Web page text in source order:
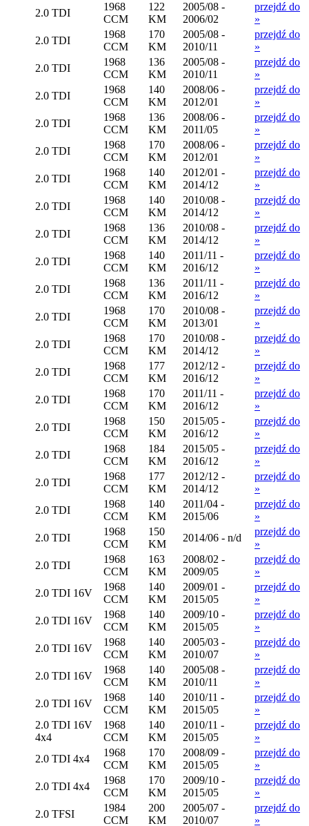
2.0 TDI
1968
CCM
122
KM
2005/08 -
2006/02
przejdź do
»
2.0 TDI
1968
CCM
170
KM
2005/08 -
2010/11
przejdź do
»
2.0 TDI
1968
CCM
136
KM
2005/08 -
2010/11
przejdź do
»
2.0 TDI
1968
CCM
140
KM
2008/06 -
2012/01
przejdź do
»
2.0 TDI
1968
CCM
136
KM
2008/06 -
2011/05
przejdź do
»
2.0 TDI
1968
CCM
170
KM
2008/06 -
2012/01
przejdź do
»
2.0 TDI
1968
CCM
140
KM
2012/01 -
2014/12
przejdź do
»
2.0 TDI
1968
CCM
140
KM
2010/08 -
2014/12
przejdź do
»
2.0 TDI
1968
CCM
136
KM
2010/08 -
2014/12
przejdź do
»
2.0 TDI
1968
CCM
140
KM
2011/11 -
2016/12
przejdź do
»
2.0 TDI
1968
CCM
136
KM
2011/11 -
2016/12
przejdź do
»
2.0 TDI
1968
CCM
170
KM
2010/08 -
2013/01
przejdź do
»
2.0 TDI
1968
CCM
170
KM
2010/08 -
2014/12
przejdź do
»
2.0 TDI
1968
CCM
177
KM
2012/12 -
2016/12
przejdź do
»
2.0 TDI
1968
CCM
170
KM
2011/11 -
2016/12
przejdź do
»
2.0 TDI
1968
CCM
150
KM
2015/05 -
2016/12
przejdź do
»
2.0 TDI
1968
CCM
184
KM
2015/05 -
2016/12
przejdź do
»
2.0 TDI
1968
CCM
177
KM
2012/12 -
2014/12
przejdź do
»
2.0 TDI
1968
CCM
140
KM
2011/04 -
2015/06
przejdź do
»
2.0 TDI
1968
CCM
150
KM
2014/06 - n/d
przejdź do
»
2.0 TDI
1968
CCM
163
KM
2008/02 -
2009/05
przejdź do
»
2.0 TDI 16V
1968
CCM
140
KM
2009/01 -
2015/05
przejdź do
»
2.0 TDI 16V
1968
CCM
140
KM
2009/10 -
2015/05
przejdź do
»
2.0 TDI 16V
1968
CCM
140
KM
2005/03 -
2010/07
przejdź do
»
2.0 TDI 16V
1968
CCM
140
KM
2005/08 -
2010/11
przejdź do
»
2.0 TDI 16V
1968
CCM
140
KM
2010/11 -
2015/05
przejdź do
»
2.0 TDI 16V
4x4
1968
CCM
140
KM
2010/11 -
2015/05
przejdź do
»
2.0 TDI 4x4
1968
CCM
170
KM
2008/09 -
2015/05
przejdź do
»
2.0 TDI 4x4
1968
CCM
170
KM
2009/10 -
2015/05
przejdź do
»
2.0 TFSI
1984
CCM
200
KM
2005/07 -
2010/07
przejdź do
»